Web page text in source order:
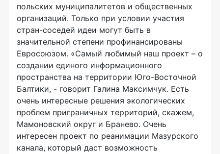
польских муниципалитетов и общественных
организаций. Только при условии участия
стран-соседей идеи могут быть в
значительной степени профинансированы
Евросоюзом. «Самый любимый наш проект – о
создании единого информационного
пространства на территории Юго-Восточной
Балтики, - говорит Галина Максимчук. Есть
очень интересные решения экологических
проблем приграничных территорий, скажем,
Мамоновский округ и Бранево. Очень
интересен проект по реанимации Мазурского
канала, который даст возможность